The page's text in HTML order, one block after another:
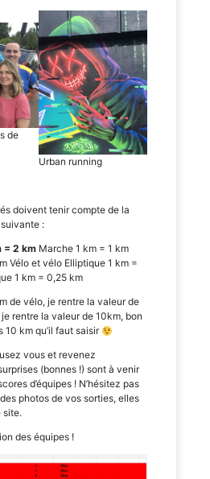
de
Urban running
doivent tenir compte de la
:
= 2 km Marche 1 km = 1 km
Vélo et vélo Elliptique 1 km =
1 km = 0,25 km
de vélo, je rentre la valeur de
rentre la valeur de 10km, bon
10 km qu’il faut saisir
vous et revenez
(bonnes !) sont à venir
d’équipes ! N’hésitez pas
photos de vos sorties, elles
site.
des équipes !